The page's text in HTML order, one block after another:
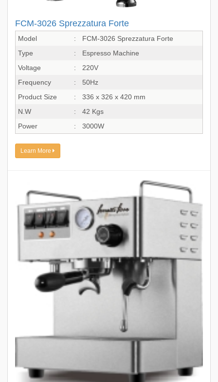
FCM-3026 Sprezzatura Forte
Model :
FCM-3026 Sprezzatura Forte
Type
:
Espresso Machine
Voltage
:
220V
Frequency
:
50Hz
Product Size
:
336 x 326 x 420 mm
N.W
:
42 Kgs
Power
: 3000W
Learn More